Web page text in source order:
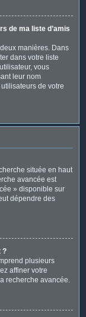
de ma liste d’amis
manières. Dans
dans votre liste
vous
leur nom
de votre
située en haut
avancée est
» disponible sur
dépendre des
?
plusieurs
affiner votre
recherche avancée.